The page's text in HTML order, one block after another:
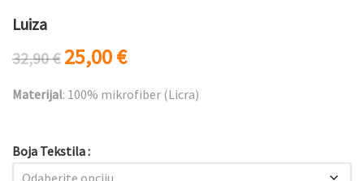
Luiza
32,90€ Originalna cena je bila: 32,90 €.
25,00€Trenutna cena je: 25,00 €.
Materijal: 100% mikrofiber (Licra)
Boja Tekstila